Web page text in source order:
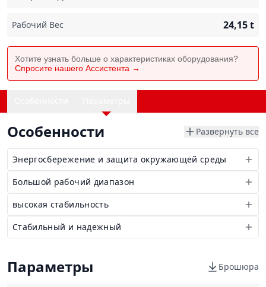
Рабочий Вес 24,15t
Хотите узнать больше о характеристиках оборудования?
Спросите нашего Ассистента →
Особенности Развернуть все
Энергосбережение и защита окружающей среды
Большой рабочий диапазон
высокая стабильность
Стабильный и надежный
Параметры Брошюра